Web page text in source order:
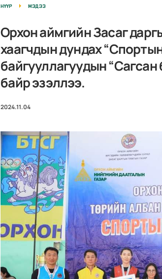
НҮҮР МЭДЭЭ
Орхон аймгийн Засаг
хаагчдын дундах
байгууллагуудын
байр эзэллээ.
2024.11.04